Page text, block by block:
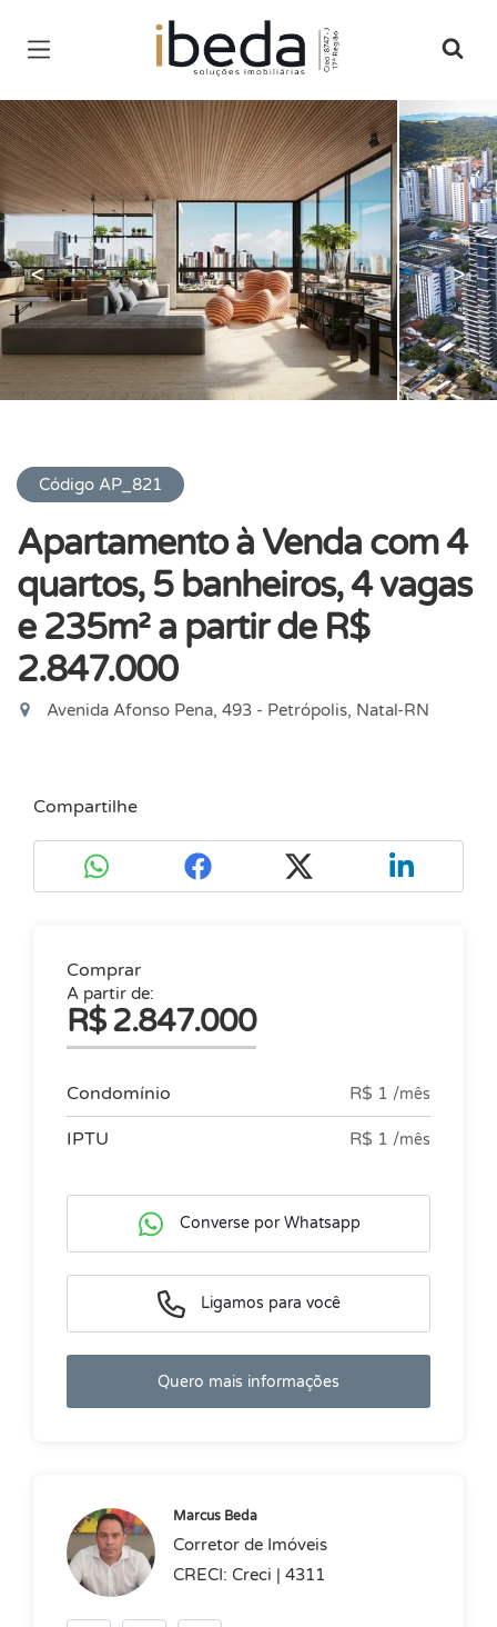
Página inicial
< >
Código AP_821
Apartamento à Venda com 4
quartos, 5 banheiros, 4 vagas
e 235m²a partir de R$
2.847.000
Avenida Afonso Pena, 493 - Petrópolis, Natal-RN
Compartilhe
Comprar
A partir de:
R$ 2.847.000
Condomínio R$ 1 /mês
IPTU R$ 1 /mês
Converse por Whatsapp
Ligamos para você
Quero mais informações
Marcus Beda
Corretor de Imóveis
CRECI: Creci | 4311